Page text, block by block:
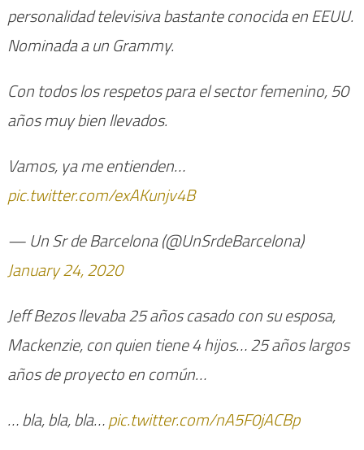
personalidad televisiva bastante conocida en EEUU.
Nominada a un Grammy.
Con todos los respetos para el sector femenino, 50
años muy bien llevados.
Vamos, ya me entienden…
pic.twitter.com/exAKunjv4B
— Un Sr de Barcelona (@UnSrdeBarcelona)
January 24, 2020
Jeff Bezos llevaba 25 años casado con su esposa,
Mackenzie, con quien tiene 4 hijos… 25 años largos
años de proyecto en común…
… bla, bla, bla…pic.twitter.com/nA5F0jACBp